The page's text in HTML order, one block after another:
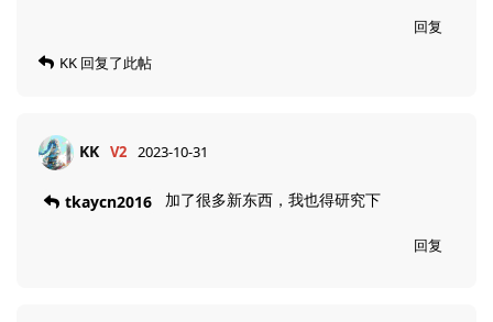
回复
KK 回复了此帖
KK V2 2023-10-31
tkaycn2016 加了很多新东西，我也得研究下
回复